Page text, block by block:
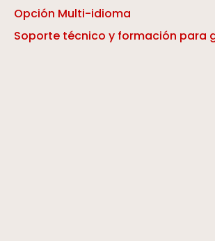
Opción Multi-idioma
Soporte técnico y formación para